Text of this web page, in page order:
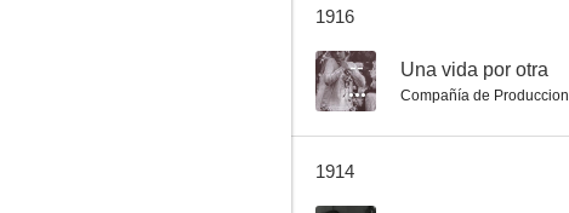
1916
-- Una vida por otra
Compañía de Produccion
1914